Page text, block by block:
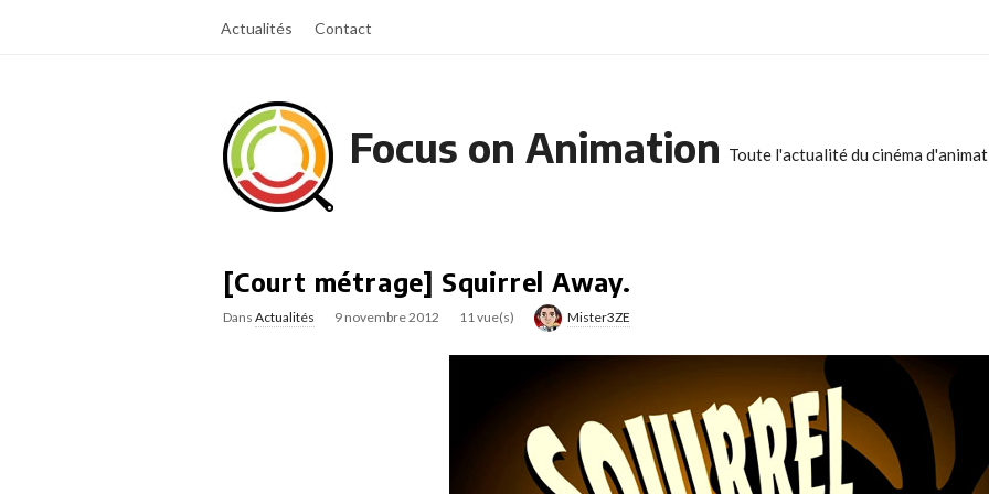
Actualités Contact
Focus on Animation Toute l'actualité du cinéma
[Court métrage] Squirrel Away.
Dans Actualités 9 novembre 2012 11 vue(s) Mister3ZE